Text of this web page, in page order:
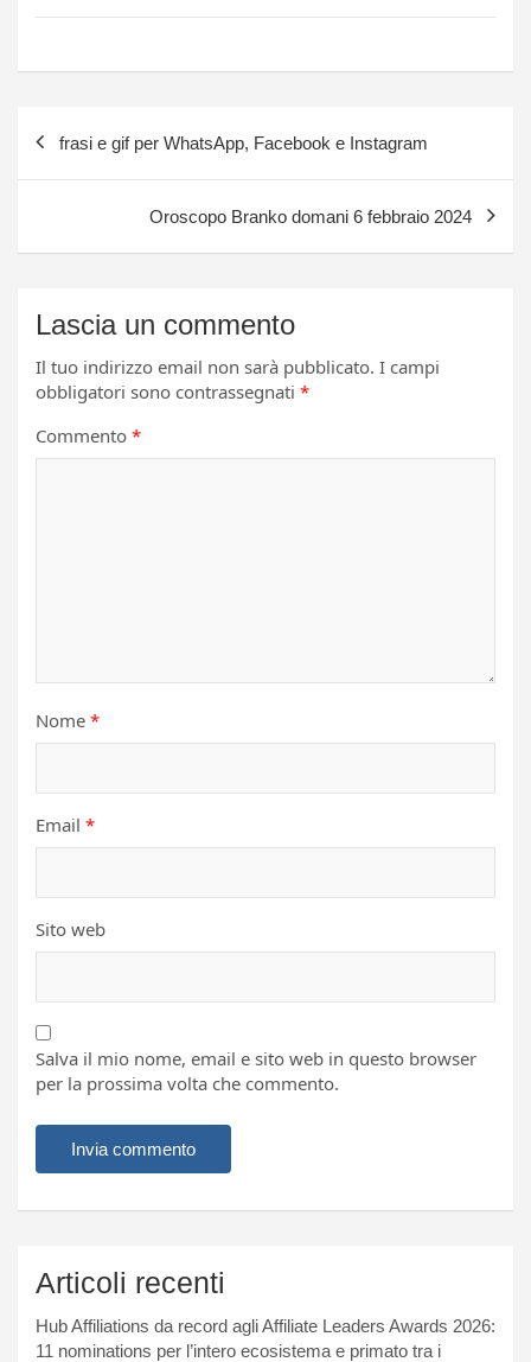
frasi e gif per WhatsApp, Facebook e Instagram
Oroscopo Branko domani 6 febbraio 2024
Lascia un commento
Il tuo indirizzo email non sarà pubblicato. I campi
obbligatori sono contrassegnati *
Commento *
Nome *
Email *
Sito web
Salva il mio nome, email e sito web in questo browser
per la prossima volta che commento.
Articoli recenti
Hub Affiliations da record agli Affiliate Leaders Awards 2026:
11 nominations per l’intero ecosistema e primato tra i